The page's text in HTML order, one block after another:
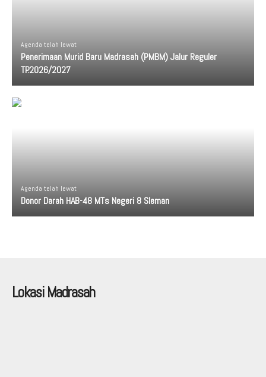
Agenda telah lewat
Penerimaan Murid Baru Madrasah (PMBM) Jalur Reguler
TP.2026/2027
Agenda telah lewat
Donor Darah HAB-48 MTs Negeri 8 Sleman
Lokasi Madrasah